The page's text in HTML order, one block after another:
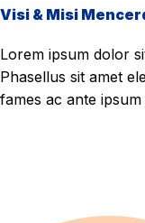
Visi & Misi
Lorem ipsum dolor
Phasellus sit amet
fames ac ante